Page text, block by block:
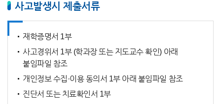
사고발생시 제출서류
재학증명서 1부
사고경위서 1부 (학과장 또는 지도교수 확인) 아래
붙임파일 참조
개인정보 수집·이용 동의서 1부 아래 붙임파일 참조
진단서 또는 치료확인서 1부